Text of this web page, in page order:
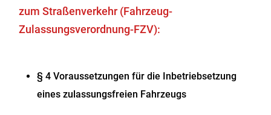
zum Straßenverkehr (Fahrzeug-
Zulassungsverordnung-FZV):
§ 4 Voraussetzungen für die Inbetriebsetzung
eines zulassungsfreien Fahrzeugs